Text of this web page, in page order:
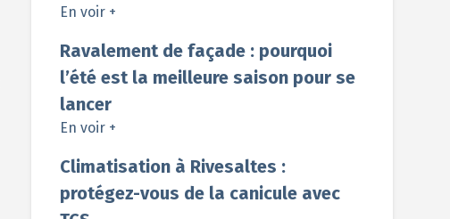
En voir +
Ravalement de façade : pourquoi
l’été est la meilleure saison pour se
lancer
En voir +
Climatisation à Rivesaltes :
protégez-vous de la canicule avec